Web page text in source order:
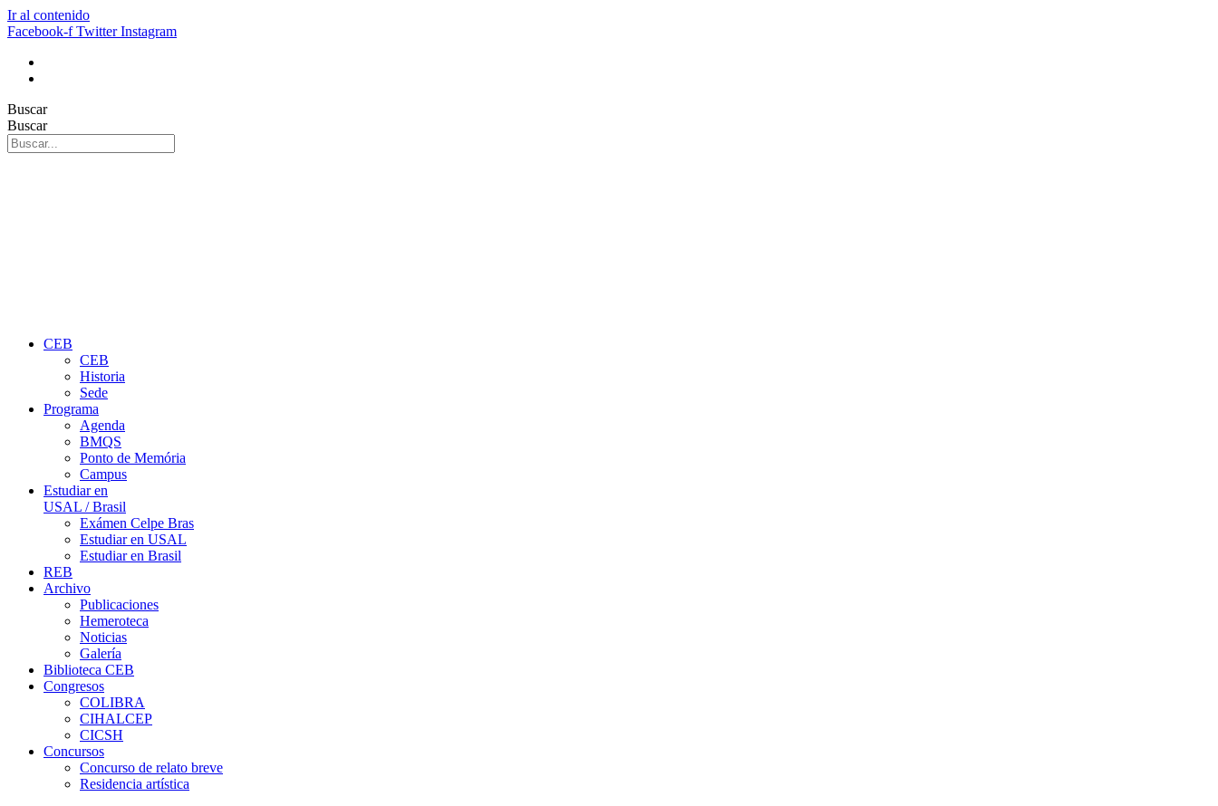
Ir al contenido
Facebook-f Twitter Instagram
Buscar
Buscar
CEB
CEB
Historia
Sede
Programa
Agenda
BMQS
Ponto de Memória
Campus
Estudiar en
USAL / Brasil
Exámen Celpe Bras
Estudiar en USAL
Estudiar en Brasil
REB
Archivo
Publicaciones
Hemeroteca
Noticias
Galería
Biblioteca CEB
Congresos
COLIBRA
CIHALCEP
CICSH
Concursos
Concurso de relato breve
Residencia artística